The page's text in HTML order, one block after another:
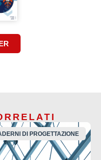
DI PROGETTAZIONE